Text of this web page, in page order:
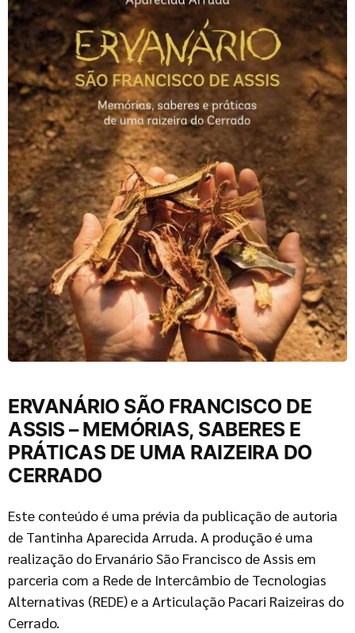
ERVANÁRIO SÃO FRANCISCO DE
ASSIS – MEMÓRIAS, SABERES E
PRÁTICAS DE UMA RAIZEIRA DO
CERRADO
Este conteúdo é uma prévia da publicação de autoria
de Tantinha Aparecida Arruda. A produção é uma
realização do Ervanário São Francisco de Assis em
parceria com a Rede de Intercâmbio de Tecnologias
Alternativas (REDE) e a Articulação Pacari Raizeiras do
Cerrado.